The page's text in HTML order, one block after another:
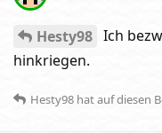
Hesty98 Ich
hinkriegen.
Hesty98 hatauf diesen